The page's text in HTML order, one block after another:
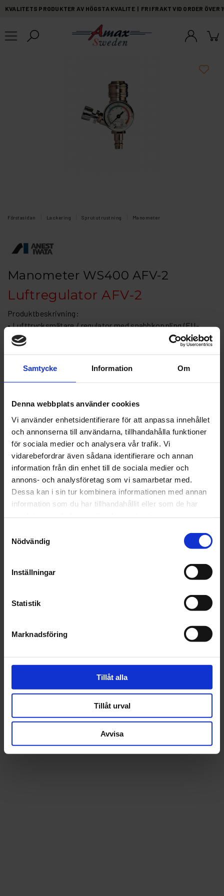
Samtycke Information Om
Denna webbplats använder cookies
Vi använder enhetsidentifierare för att anpassa innehållet
och annonserna till användarna, tillhandahålla funktioner
för sociala medier och analysera vår trafik. Vi
vidarebefordrar även sådana identifierare och annan
information från din enhet till de sociala medier och
annons- och analysföretag som vi samarbetar med.
Dessa kan i sin tur kombinera informationen med annan
information som du har tillhandahållit eller som de har
Nödvändig
Inställningar
Statistik
Marknadsföring
Tillåt alla
Tillåt urval
Avvisa
KVALITETS PRODUKTER AV HÖGSTA KVALITE | FRI FRAKT VID ORDER
Förstasidan Lackering Sprututrustning Manometer
Manometer WS400 AFV-2
Luftregulator AFV-2
Produktbeskrivning:
• Lufttrycksmätare / regulator med snabbkoppling (EU-
standard)
• Förkromad mässingskropp
• Kontrollområde 0-6 bar
• Glaskåpa
Artikelnr: IW-14378630
Finns i lager
Inkl. moms: 1 561 kr
Lägg i varukorgen
Fri frakt över 1500kr
Leverans inom 1-5 dagar
Beskrivning
Fråga om produkt
Recensioner